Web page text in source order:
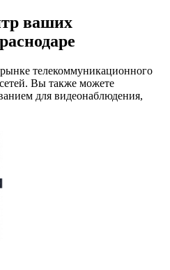
ваших
телекоммуникационного
Вы также можете
для видеонаблюдения,